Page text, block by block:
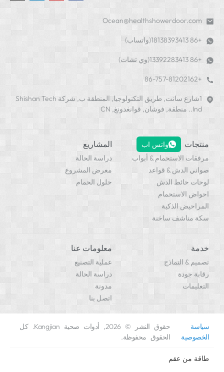
1شارع سانت, طريق التكنولوجيا, المنطقة ب, شركة Shishan Tech
الاستحمام & أبواب
& قواعد
الدش
الذكية
ساخنة
المشاريع
دراسة الحالة
معرض المشروع
حلول الحمام
النماذج
معلومات عنا
عملية التصنيع
دراسة الحالة
حقوق النشر © 2026, أدوات صحية Kangjian. كل
الحقوق محفوظة.
عقم
واتس اب